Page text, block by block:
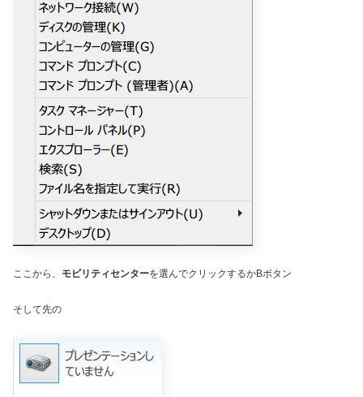
ここから、 モビリティセンターを選んでクリックするかBボタン
そして先の